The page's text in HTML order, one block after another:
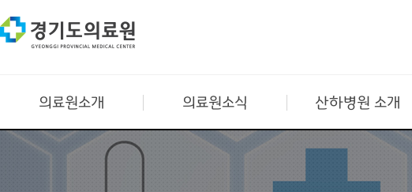
의료원소개 의료원소식 산하병원 소개